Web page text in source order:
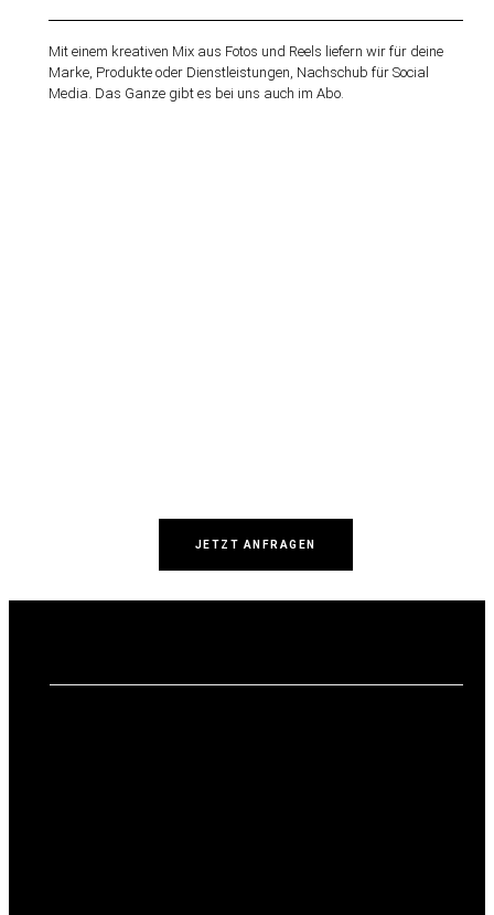
Mit einem kreativen Mix aus Fotos und Reels liefern wir für deine
Marke, Produkte oder Dienstleistungen, Nachschub für Social
Media. Das Ganze gibt es bei uns auch im Abo.
JETZT ANFRAGEN